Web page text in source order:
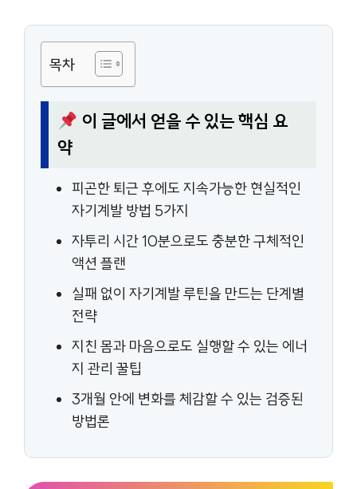
목차
이 글에서 얻을 수 있는 핵심 요
약
피곤한 퇴근 후에도 지속가능한 현실적인
자기계발 방법 5가지
자투리 시간 10분으로도 충분한 구체적인
액션 플랜
실패 없이 자기계발 루틴을 만드는 단계별
전략
지친 몸과 마음으로도 실행할 수 있는 에너
지 관리 꿀팁
3개월 안에 변화를 체감할 수 있는 검증된
방법론